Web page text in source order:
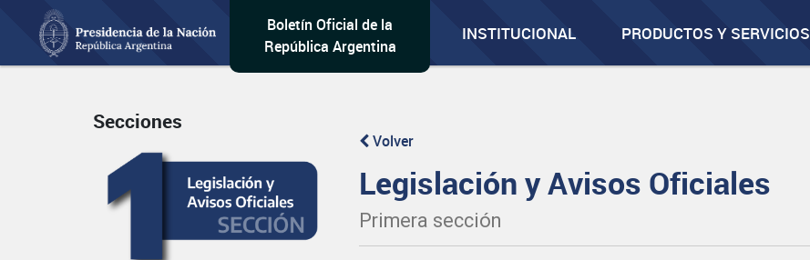
Boletín Oficial de la
República Argentina
INSTITUCIONAL PRODUCTOS Y SERVICIOS
Secciones
Volver
Legislación y Avisos Oficiales
Primera sección